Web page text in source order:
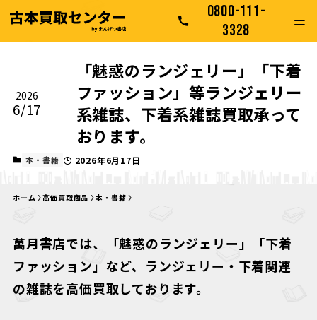
0800-111-
3328
「魅惑のランジェリー」「下着
ファッション」等ランジェリー
系雑誌、下着系雑誌買取承って
おります。
2026
6/17
本・書籍 2026年6月17日
ホーム 高価買取商品 本・書籍
萬月書店では、「魅惑のランジェリー」「下着
ファッション」など、ランジェリー・下着関連
の雑誌を高価買取しております。